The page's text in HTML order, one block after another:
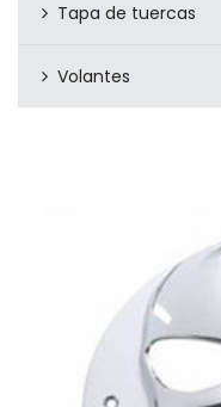
Tapa de tuercas
Volantes